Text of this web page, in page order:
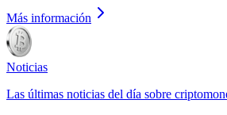
Más información
Noticias
Las últimas noticias del día sobre